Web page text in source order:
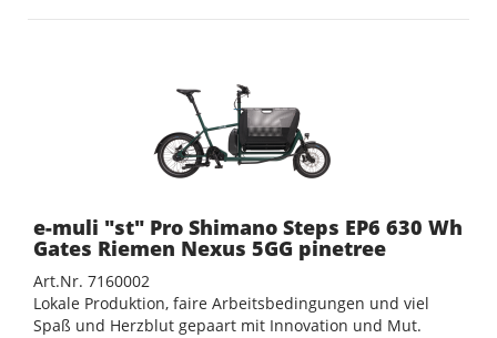
e-muli "st" Pro Shimano Steps EP6 630 Wh
Gates Riemen Nexus 5GG pinetree
Art.Nr. 7160002
Lokale Produktion, faire Arbeitsbedingungen und viel
Spaß und Herzblut gepaart mit Innovation und Mut.